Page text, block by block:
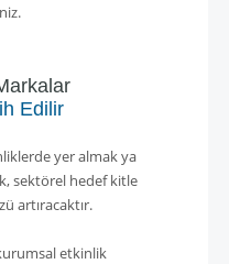
Edilir
yer almak ya
sektörel hedef kitle
artıracaktır.
etkinlik